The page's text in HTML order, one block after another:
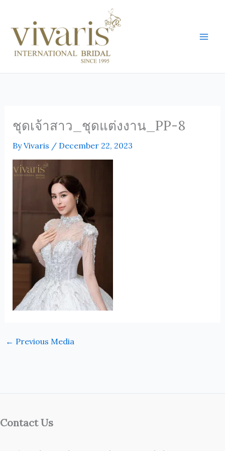
content
ชุดเจ้าสาว_ชุดแต่งงาน_PP-8
ByVivaris / December 22, 2023
← Previous Media
Contact Us